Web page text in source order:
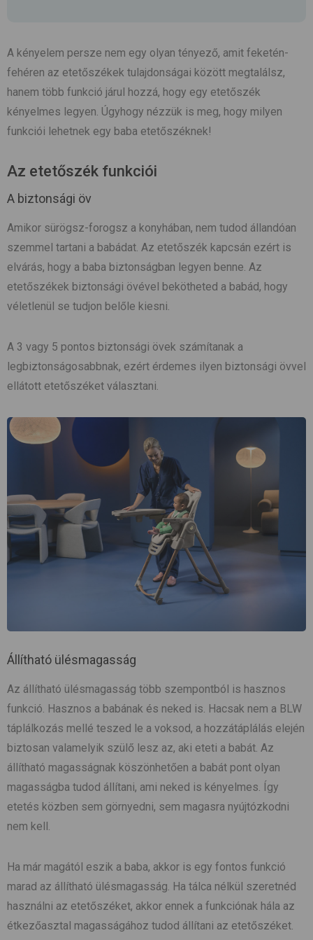
A kényelem persze nem egy olyan tényező, amit feketén-
fehéren az etetőszékek tulajdonságai között megtalálsz,
hanem több funkció járul hozzá, hogy egy etetőszék
kényelmes legyen. Úgyhogy nézzük is meg, hogy milyen
funkciói lehetnek egy baba etetőszéknek!
Az etetőszék funkciói
A biztonsági öv
Amikor sürögsz-forogsz a konyhában, nem tudod állandóan
szemmel tartani a babádat. Az etetőszék kapcsán ezért is
elvárás, hogy a baba biztonságban legyen benne. Az
etetőszékek biztonsági övével bekötheted a babád, hogy
véletlenül se tudjon belőle kiesni.
A 3 vagy 5 pontos biztonsági övek számítanak a
legbiztonságosabbnak, ezért érdemes ilyen biztonsági övvel
ellátott etetőszéket választani.
Állítható ülésmagasság
Az állítható ülésmagasság több szempontból is hasznos
funkció. Hasznos a babának és neked is. Hacsak nem a BLW
táplálkozás mellé teszed le a voksod, a hozzátáplálás elején
biztosan valamelyik szülő lesz az, aki eteti a babát. Az
állítható magasságnak köszönhetően a babát pont olyan
magasságba tudod állítani, ami neked is kényelmes. Így
etetés közben sem görnyedni, sem magasra nyújtózkodni
nem kell.
Ha már magától eszik a baba, akkor is egy fontos funkció
marad az állítható ülésmagasság. Ha tálca nélkül szeretnéd
használni az etetőszéket, akkor ennek a funkciónak hála az
étkezőasztal magasságához tudod állítani az etetőszéket.